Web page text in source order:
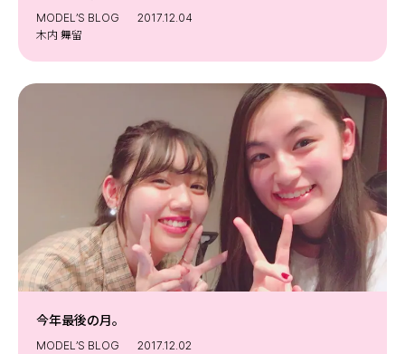
MODEL’S BLOG
2017.12.04
木内 舞留
今年最後の月。
MODEL’S BLOG
2017.12.02